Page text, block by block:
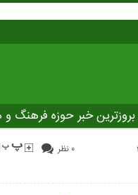
بروزترین خبر حوزه فرهنگ و
پلاس
۰ نظر